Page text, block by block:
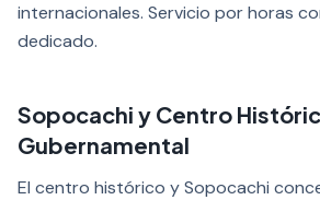
internacionales. Servicio por horas
dedicado.
Sopocachi y Centro
Gubernamental
El centro histórico y Sopocachi